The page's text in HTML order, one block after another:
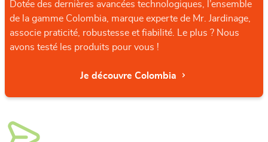
Dotée des dernières avancées technologiques, l’ensemble
de la gamme Colombia, marque experte de Mr. Jardinage,
associe praticité, robustesse et fiabilité. Le plus ? Nous
avons testé les produits pour vous !
Je découvre Colombia